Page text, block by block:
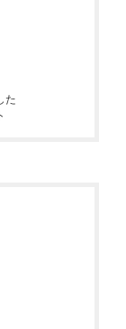
た